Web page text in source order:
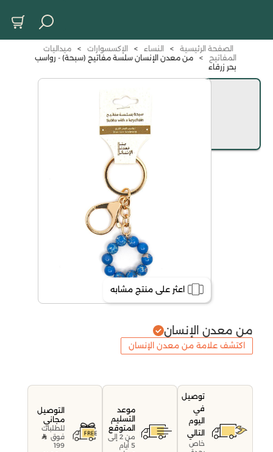
الصفحة الرئيسية > النساء > الإكسسوارات >
ميداليات
المفاتيح
>
من معدن الإنسان سلسة مفاتيح (سبحة) - رواسب
بحر زرقاء
اعثر على منتج مشابه
من معدن الإنسان
اكتشف علامة من معدن الإنسان
توصيل
في
اليوم
التالي
خاص
موعد
التسليم
المتوقع
من 2 إلى
5 أيام
التوصيل
مجاني
للطلبات
فوق
199